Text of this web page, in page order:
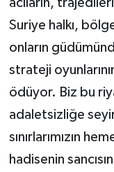
acıların,
Suriye halkı,
onların
strateji
ödüyor. Biz bu
adaletsizliğe
sınırlarımızın
hadisenin